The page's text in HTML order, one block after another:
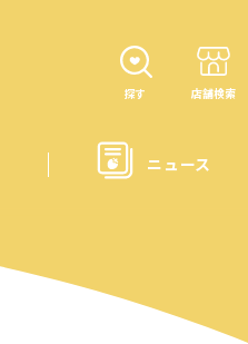
探す 店舗検索
ニュース